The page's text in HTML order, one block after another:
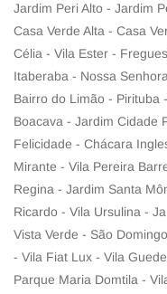
Jardim Peri Alto - Jardim
Casa Verde Alta - Casa
Célia - Vila Ester -
Itaberaba - Nossa
Bairro do Limão - Pirituba
Boacava - Jardim Cidade
Felicidade - Chácara
Mirante - Vila Pereira
Regina - Jardim Santa
Ricardo - Vila Ursulina -
Vista Verde - São
- Vila Fiat Lux - Vila
Parque Maria Domtila -